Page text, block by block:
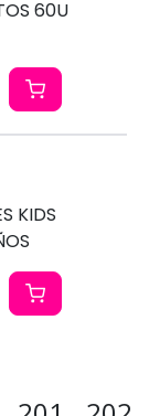
60U
KIDS